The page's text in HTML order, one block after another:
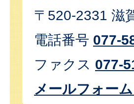
〒520-2331 滋
電話番号 077-
ファクス 077-
メールフォー